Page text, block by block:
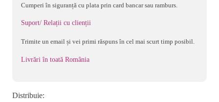
Cumperi în siguranță cu plata prin card bancar sau ramburs.
Suport/ Relații cu clienții
Trimite un email și vei primi răspuns în cel mai scurt timp posibil.
Livrări în toată România
Distribuie: